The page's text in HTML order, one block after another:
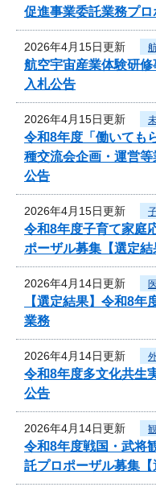
促進事業委託業務プ
2026年4月15日更新
航空宇宙産業体験研
入札公告
2026年4月15日更新
令和8年度「働いても
種交流会企画・運営
公告
2026年4月15日更新
令和8年度子育て家庭
ポーザル募集【選定結
2026年4月14日更新
【選定結果】令和8
業務
2026年4月14日更新
令和8年度多文化共生
公告
2026年4月14日更新
令和8年度戦国・武将
託プロポーザル募集【